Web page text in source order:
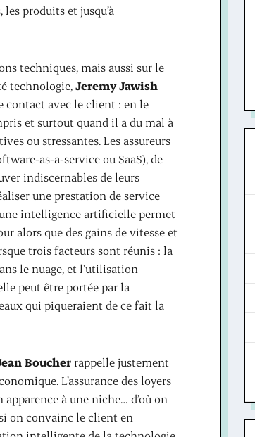
produits et jusqu’à
techniques, mais aussi sur le
technologie,Jeremy Jawish
avec le client : en le
et surtout quand il a du mal à
ou stressantes. Les assureurs
as-a-service ou SaaS), de
indiscernables de leurs
une prestation de service
intelligence artificielle permet
alors que des gains de vitesse et
trois facteurs sont réunis : la
le nuage, et l’utilisation
peut être portée par la
qui piqueraient de ce fait la
Boucher rappelle justement
L’assurance des loyers
à une niche… d’où on
on convainc le client en